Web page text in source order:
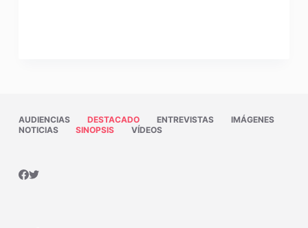
AUDIENCIAS DESTACADO ENTREVISTAS
IMÁGENES
NOTICIAS
SINOPSIS VÍDEOS